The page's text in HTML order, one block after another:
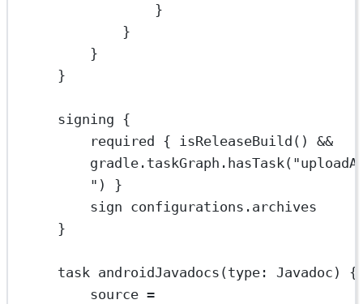
}
}
}
}
signing {
required { isReleaseBuild() &&
gradle . taskGraph . hasTask(
" ) }
sign configurations . archives
}
task androidJavadocs(type : Javadoc ) {
source =